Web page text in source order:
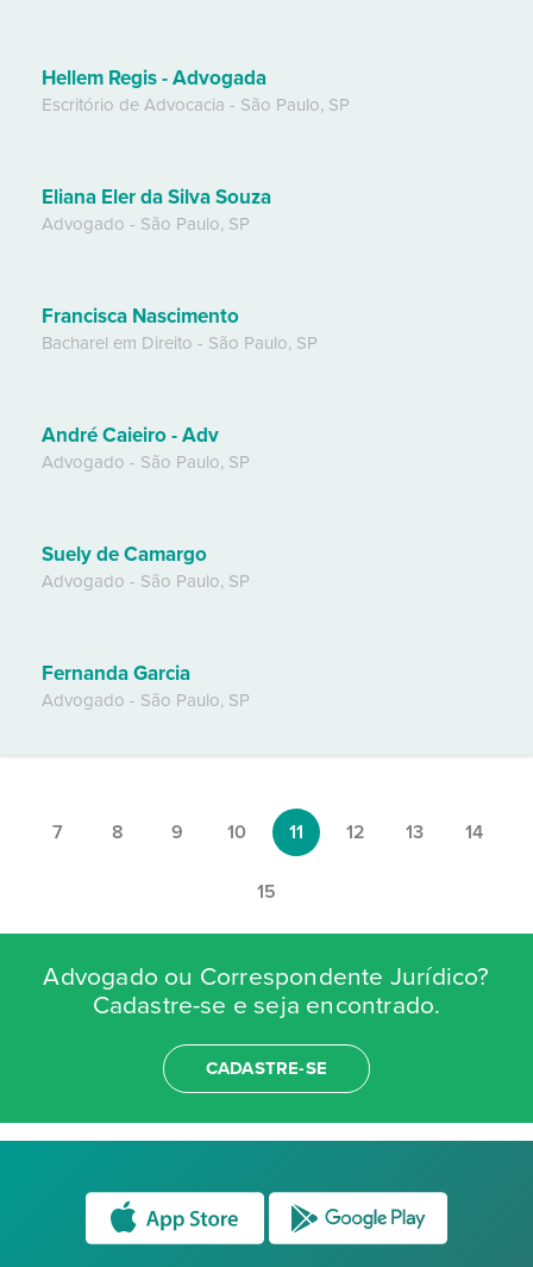
Hellem Regis - Advogada
Escritório de Advocacia - São Paulo, SP
Eliana Eler da Silva Souza
Advogado - São Paulo, SP
Francisca Nascimento
Bacharel em Direito - São Paulo, SP
André Caieiro - Adv
Advogado - São Paulo, SP
Suely de Camargo
Advogado - São Paulo, SP
Fernanda Garcia
Advogado - São Paulo, SP
7 8 9 10 11 12 13 14
15
Advogado ou Correspondente Jurídico?
Cadastre-se e seja encontrado.
CADASTRE-SE